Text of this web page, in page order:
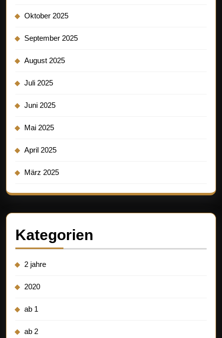
Oktober 2025
September 2025
August 2025
Juli 2025
Juni 2025
Mai 2025
April 2025
März 2025
Kategorien
2 jahre
2020
ab 1
ab 2